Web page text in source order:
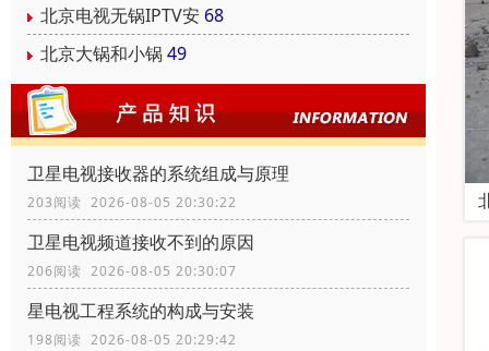
北京电视无锅IPTV安 68
北京大锅和小锅 49
卫星电视接收器的系统组成与原理
203阅读 2026-08-05 20:30:22
卫星电视频道接收不到的原因
206阅读 2026-08-05 20:30:07
星电视工程系统的构成与安装
198阅读 2026-08-05 20:29:42